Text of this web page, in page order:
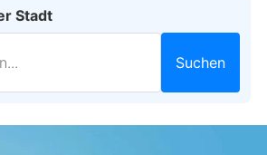
Stadt
Suchen